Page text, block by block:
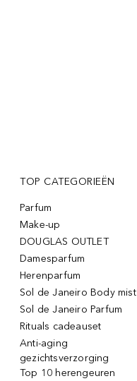
TOP CATEGORIEËN
Parfum
Make-up
DOUGLAS OUTLET
Damesparfum
Herenparfum
Sol de Janeiro Body mist
Sol de Janeiro Parfum
Rituals cadeauset
Anti-aging
gezichtsverzorging
Top 10 herengeuren